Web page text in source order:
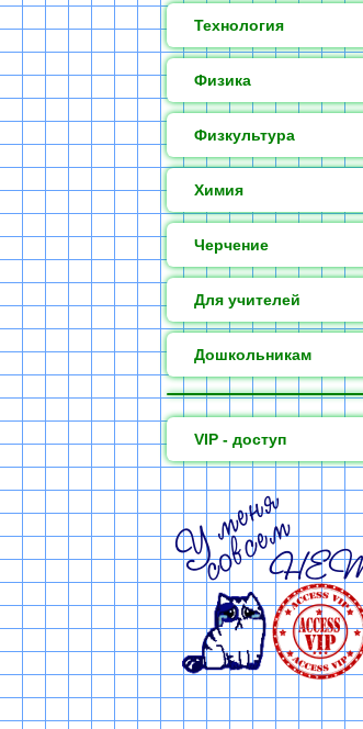
Технология
Физика
Физкультура
Химия
Черчение
Для учителей
Дошкольникам
VIP - доступ